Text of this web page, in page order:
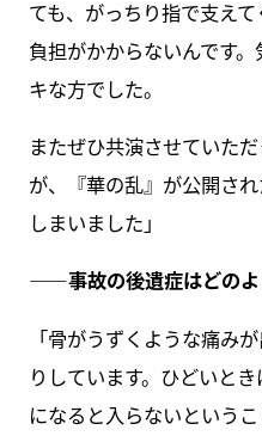
ても、がっちり指で支え
負担がかからないんです
キな方でした。
またぜひ共演させていた
が、『華の乱』が公開さ
しまいました」
――事故の後遺症はどのよ
「骨がうずくような痛み
りしています。ひどいと
になると入らないという